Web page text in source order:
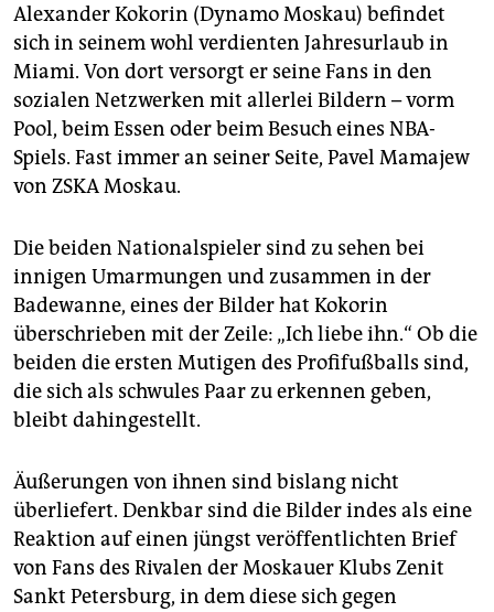
Alexander Kokorin (Dynamo Moskau) befindet
sich in seinem wohl verdienten Jahresurlaub in
Miami. Von dort versorgt er seine Fans in den
sozialen Netzwerken mit allerlei Bildern – vorm
Pool, beim Essen oder beim Besuch eines NBA-
Spiels. Fast immer an seiner Seite, Pavel Mamajew
von ZSKA Moskau.
Die beiden Nationalspieler sind zu sehen bei
innigen Umarmungen und zusammen in der
Badewanne, eines der Bilder hat Kokorin
überschrieben mit der Zeile: „Ich liebe ihn.“ Ob die
beiden die ersten Mutigen des Profifußballs sind,
die sich als schwules Paar zu erkennen geben,
bleibt dahingestellt.
Äußerungen von ihnen sind bislang nicht
überliefert. Denkbar sind die Bilder indes als eine
Reaktion auf einen jüngst veröffentlichten Brief
von Fans des Rivalen der Moskauer Klubs Zenit
Sankt Petersburg, in dem diese sich gegen